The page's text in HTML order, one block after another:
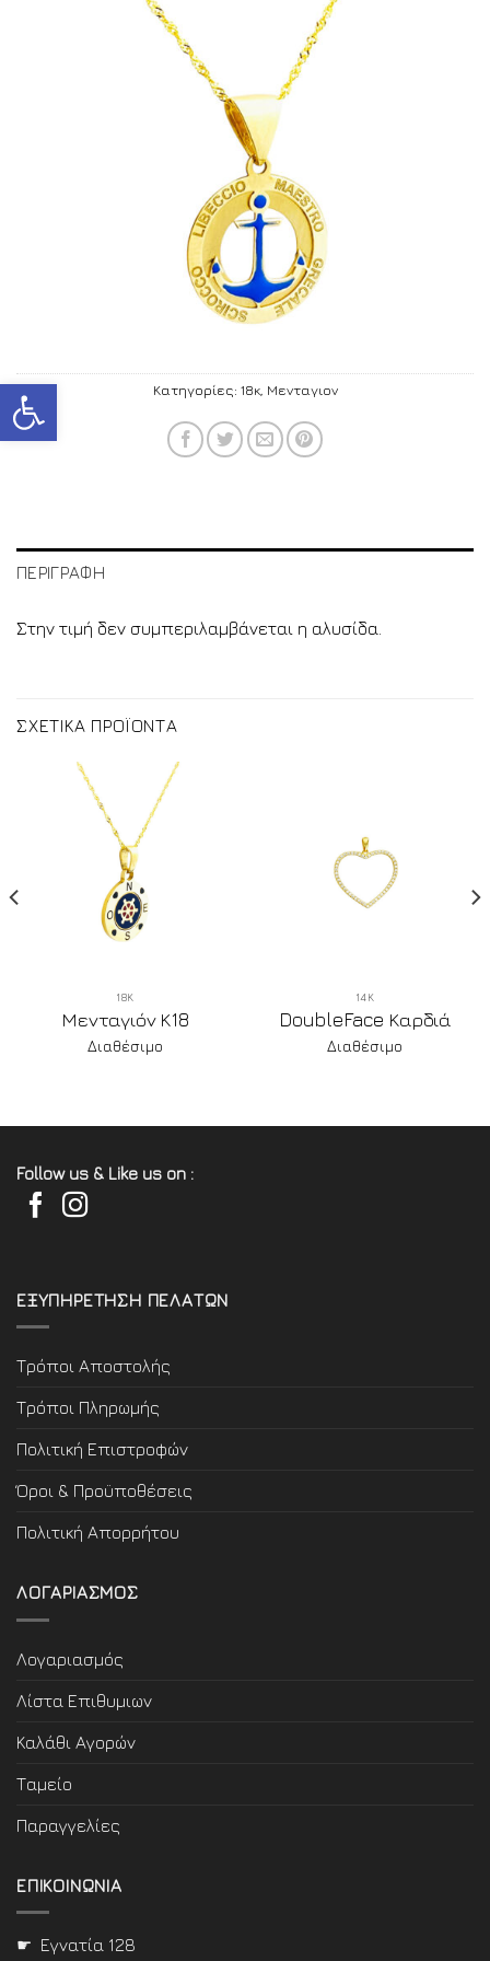
Ανοίξτε τη γραμμή εργαλείωνΚατηγορίες: 18κ, Μενταγιον
ΠΕΡΙΓΡΑΦΗ
Στην τιμή δεν συμπεριλαμβάνεται η αλυσίδα.
ΣΧΕΤΙΚΑ ΠΡΟΪΟΝΤΑ
18Κ
Μενταγιόν Κ18
Διαθέσιμο
14Κ
DoubleFace Καρδιά
Διαθέσιμο
Follow us & Like us on :
ΕΞΥΠΗΡΕΤΗΣΗ ΠΕΛΑΤΩΝ
Τρόποι Αποστολής
Τρόποι Πληρωμής
Πολιτική Επιστροφών
Όροι & Προϋποθέσεις
Πολιτική Απορρήτου
ΛΟΓΑΡΙΑΣΜΟΣ
Λογαριασμός
Λίστα Επιθυμιων
Καλάθι Αγορών
Ταμείο
Παραγγελίες
ΕΠΙΚΟΙΝΩΝΙΑ
☛ Εγνατία 128